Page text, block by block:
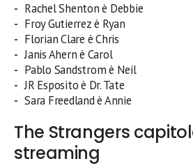
Rachel Shenton è Debbie
Froy Gutierrez è Ryan
Florian Clare è Chris
Janis Ahern è Carol
Pablo Sandstrom è Neil
JR Esposito è Dr. Tate
Sara Freedland è Annie
The Strangers
streaming